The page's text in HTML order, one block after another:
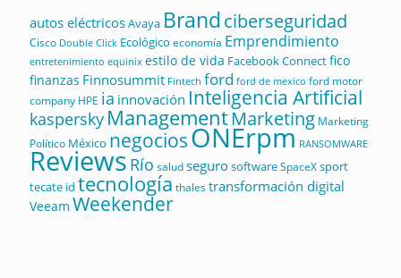
autos eléctricosAvaya Brandciberseguridad
Cisco Double Click Ecológico economía Emprendimiento
entretenimiento equinix estilo de vida Facebook Connectfico
finanzas Finnosummit Fintech ford ford de mexico ford motor
company HPE ia innovación Inteligencia Artificial
kaspersky ManagementMarketing Marketing
Político México negociosONErpm RANSOMWARE
Reviews Río saludsegurosoftwareSpaceXsport
tecate id tecnología thalestransformación digital
Veeam Weekender